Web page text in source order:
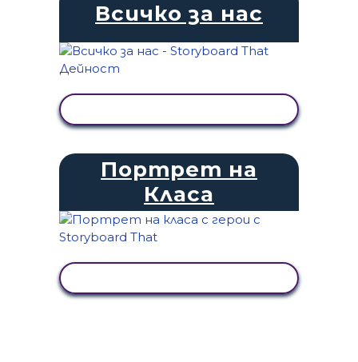
Всичко за нас
Портрет на
Класа